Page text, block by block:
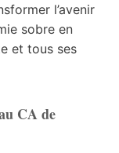
l’avenir
sobre en
et tous ses
CA de